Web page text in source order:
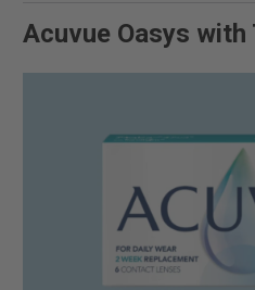
Acuvue Oasys